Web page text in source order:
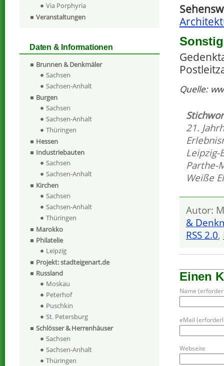
Quelle:
21.
Leipzig-
Parthe-
Weiße
Autor:
&
RSS 2.0,
Einen
Name
eMail
Webseite
Via Porphyria
Veranstaltungen
Daten & Informationen
Brunnen & Denkmäler
Sachsen
Sachsen-Anhalt
Burgen
Sachsen
Sachsen-Anhalt
Thüringen
Hessen
Industriebauten
Sachsen
Sachsen-Anhalt
Kirchen
Sachsen
Sachsen-Anhalt
Thüringen
Marokko
Philatelie
Leipzig
Projekt: stadteigenart.de
Russland
Moskau
Peterhof
Puschkin
St. Petersburg
Schlösser & Herrenhäuser
Sachsen
Sachsen-Anhalt
Thüringen